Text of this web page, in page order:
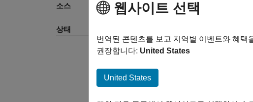
소스
상태
웹사이트 선택
번역된 콘텐츠를 보고 지역별 이벤트와 혜
권장합니다: United States
United States